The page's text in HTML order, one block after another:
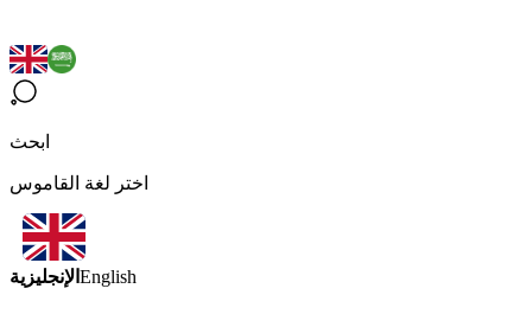
ابحث
اختر لغة القاموس
الإنجليزية English